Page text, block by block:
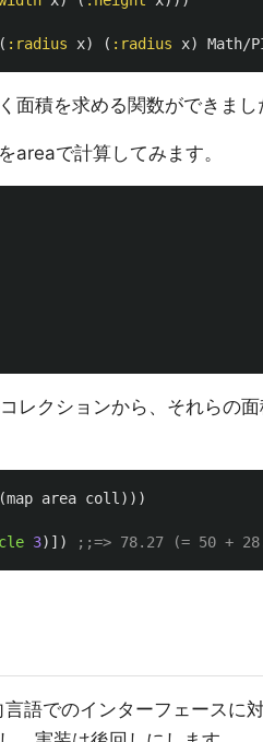
( :radius x) ( :radius x) Math/
面積を求める関数ができまし
areaで計算してみます。
レクションから、それらの
(map area coll )))
3)]) ;;=> 78.27 (= 50 +
語でのインターフェースに